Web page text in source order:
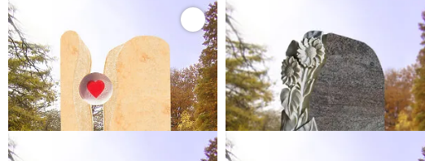
Urnengrabstein mit Herz Glaseinsatz
Dresdener Elbsandstein
80 x 50 x 14 cm (HxBxT)
bis 31.08.26 statt 4.850,00 €
Ihr Komplettpreis 4.243,75 €*
Granit Urnengrabmal mit Sonnenblume
Granit Paradiso
75 x 45 x 12 cm (HxBxT)
bis 31.08.26 statt7.400,00 €
Ihr Komplettpreis6.475,00 €*